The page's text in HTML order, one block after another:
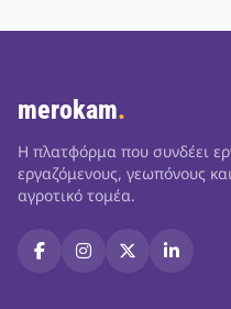
merokam.
Η πλατφόρμα που συνδέει
εργαζόμενους, γεωπόνους
αγροτικό τομέα.